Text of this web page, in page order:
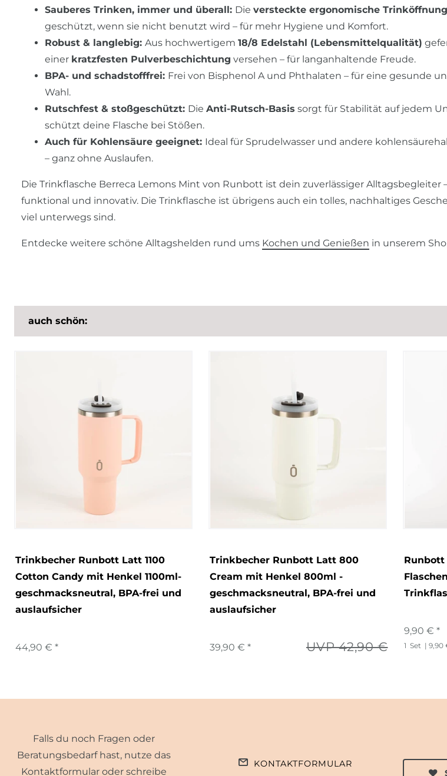
Sauberes Trinken, immer und überall: Die versteckte ergonomische Trinköffnung
geschützt, wenn sie nicht benutzt wird – für mehr Hygiene und Komfort.
Robust & langlebig: Aus hochwertigem 18/8 Edelstahl (Lebensmittelqualität)
einer kratzfesten Pulverbeschichtung versehen – für langanhaltende Freude.
BPA- und schadstofffrei: Frei von Bisphenol A und Phthalaten – für eine gesunde
Wahl.
Rutschfest & stoßgeschützt: Die Anti-Rutsch-Basis sorgt für Stabilität auf jedem
schützt deine Flasche bei Stößen.
Auch für Kohlensäure geeignet: Ideal für Sprudelwasser und andere
– ganz ohne Auslaufen.
Die Trinkflasche Berreca Lemons Mint von Runbott ist dein zuverlässiger Alltagsbegleiter
funktional und innovativ. Die Trinkflasche ist übrigens auch ein tolles, nachhaltiges
viel unterwegs sind.
Entdecke weitere schöne Alltagshelden rund ums Kochen und Genießen in unserem
auch schön:
Trinkbecher Runbott Latt 1100
Cotton Candy mit Henkel 1100ml-
geschmacksneutral, BPA-frei und
auslaufsicher
44,90 € *
Trinkbecher Runbott Latt 800
Cream mit Henkel 800ml -
geschmacksneutral, BPA-frei und
auslaufsicher
UVP 42,90 €
39,90 € *
Runbott
9,90 € *
1 Set | 9,90
Falls du noch Fragen oder
Beratungsbedarf hast, nutze das
Kontaktformular oder schreibe
KONTAKTFORMULAR